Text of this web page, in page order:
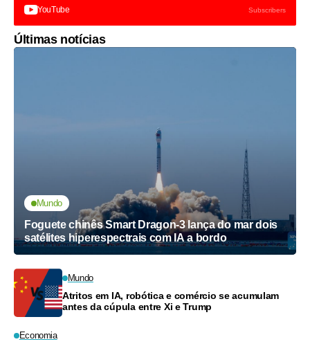
YouTube Subscribers
Últimas notícias
Mundo
Foguete chinês Smart Dragon-3 lança do mar dois
satélites hiperespectrais com IA a bordo
Mundo
Atritos em IA, robótica e comércio se acumulam
antes da cúpula entre Xi e Trump
Economia